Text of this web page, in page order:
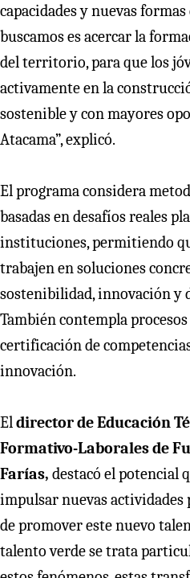
capacidades y nuevas
buscamos es acercar la
del territorio, para que los
activamente en la
sostenible y con mayores
Atacama”, explicó.
El programa considera
basadas en desafíos reales
instituciones, permitiendo
trabajen en soluciones
sostenibilidad, innovación
También contempla
certificación de
innovación.
El director de Educación
Formativo-Laborales de
Farías, destacó el potencial
impulsar nuevas actividades
de promover este nuevo
talento verde se trata